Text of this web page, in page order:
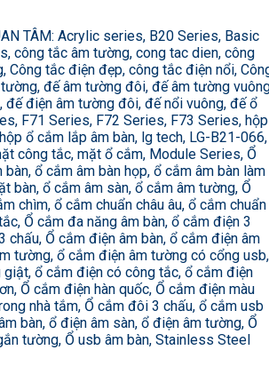
TÂM: Acrylic series, B20 Series, Basic
công tắc âm tường, cong tac dien, công
Công tắc điện đẹp, công tắc điện nổi,
đế âm tường đôi, đế âm tường
đế điện âm tường đôi, đế nổi vuông, đế ổ
F71 Series, F72 Series, F73 Series, hộp
ổ cắm lắp âm bàn, lg tech, LG-B21-066,
công tắc, mặt ổ cắm, Module Series, Ổ
bàn, ổ cắm âm bàn họp, ổ cắm âm bàn làm
bàn, ổ cắm âm sàn, ổ cắm âm tường, Ổ
chìm, ổ cắm chuẩn châu âu, ổ cắm chuẩn
Ổ cắm đa năng âm bàn, ổ cắm điện 3
chấu, Ổ cắm điện âm bàn, ổ cắm điện âm
tường, ổ cắm điện âm tường có cổng usb,
ổ cắm điện có công tắc, ổ cắm điện
Ổ cắm điện hàn quốc, Ổ cắm điện màu
nhà tắm, Ổ cắm đôi 3 chấu, ổ cắm usb
bàn, ổ điện âm sàn, ổ điện âm tường, Ổ
tường, Ổ usb âm bàn, Stainless Steel